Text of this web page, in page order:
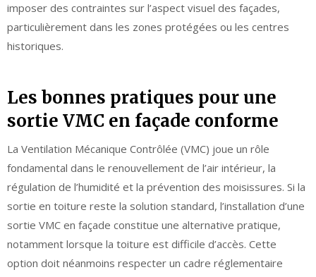
imposer des contraintes sur l’aspect visuel des façades,
particulièrement dans les zones protégées ou les centres
historiques.
Les bonnes pratiques pour une
sortie VMC en façade conforme
La Ventilation Mécanique Contrôlée (VMC) joue un rôle
fondamental dans le renouvellement de l’air intérieur, la
régulation de l’humidité et la prévention des moisissures. Si la
sortie en toiture reste la solution standard, l’installation d’une
sortie VMC en façade constitue une alternative pratique,
notamment lorsque la toiture est difficile d’accès. Cette
option doit néanmoins respecter un cadre réglementaire